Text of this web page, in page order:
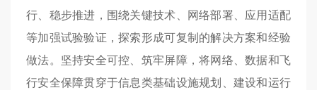
行、稳步推进，围绕关键技术、网络部署、应用适配
等加强试验验证，探索形成可复制的解决方案和经验
做法。坚持安全可控、筑牢屏障，将网络、数据和飞
行安全保障贯穿于信息类基础设施规划、建设和运行